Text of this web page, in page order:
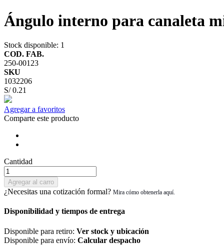
Ángulo interno para canaleta
Stock disponible: 1
COD. FAB.
250-00123
SKU
1032206
S/ 0.21
Agregar a favoritos
Comparte este producto
Cantidad
Agregar al carro
¿Necesitas una cotización formal?
Disponibilidad y tiempos de entrega
Disponible para retiro: Ver stock y ubicación
Disponible para envío: Calcular despacho